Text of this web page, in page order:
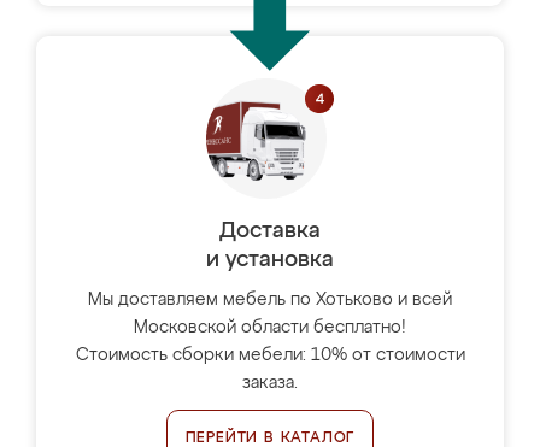
Доставка
и установка
Мы доставляем мебель по Хотьково и всей
Московской области бесплатно!
Стоимость сборки мебели: 10% от стоимости
заказа.
ПЕРЕЙТИ В КАТАЛОГ